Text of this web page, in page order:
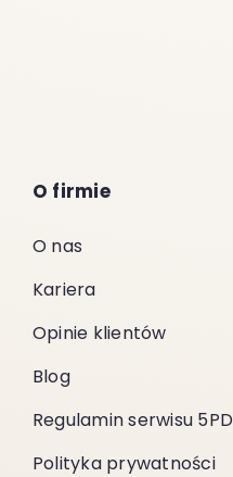
O firmie
O nas
Kariera
Opinie klientów
Blog
Regulamin serwisu 5PD
Polityka prywatności